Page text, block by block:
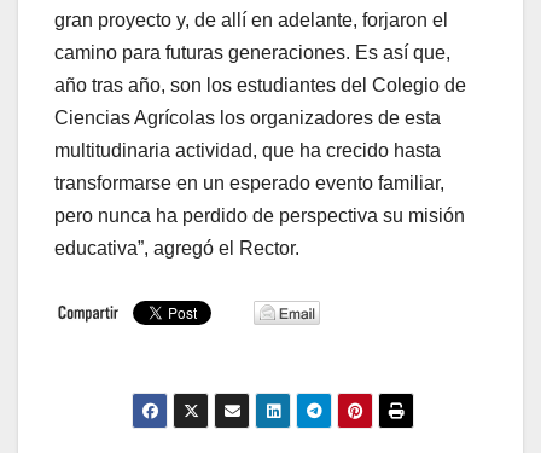
gran proyecto y, de allí en adelante, forjaron el
camino para futuras generaciones. Es así que,
año tras año, son los estudiantes del Colegio de
Ciencias Agrícolas los organizadores de esta
multitudinaria actividad, que ha crecido hasta
transformarse en un esperado evento familiar,
pero nunca ha perdido de perspectiva su misión
educativa”, agregó el Rector.